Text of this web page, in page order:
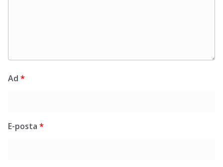
Ad *
E-posta *